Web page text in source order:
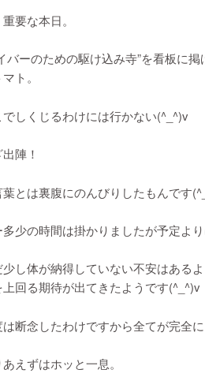
要な本日。
バーのための駆け込み寺”を看板に
ト。
でしくじるわけには行かない(^_^)v
陣！
とは裏腹にのんびりしたもんです
多少の時間は掛かりましたが予定より
少し体が納得していない不安はある
回る期待が出てきたようです(^_^)v
断念したわけですから全てが完全に
えずはホッと一息。